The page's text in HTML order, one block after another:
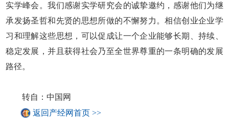
实学峰会。我们感谢实学研究会的诚挚邀约，感谢他们为继
承发扬圣哲和先贤的思想所做的不懈努力。相信创业企业学
习和理解这些思想，可以促成让一个企业能够长期、持续、
稳定发展，并且获得社会乃至全世界尊重的一条明确的发展
路径。
转自：中国网
返回产经网首页 >>